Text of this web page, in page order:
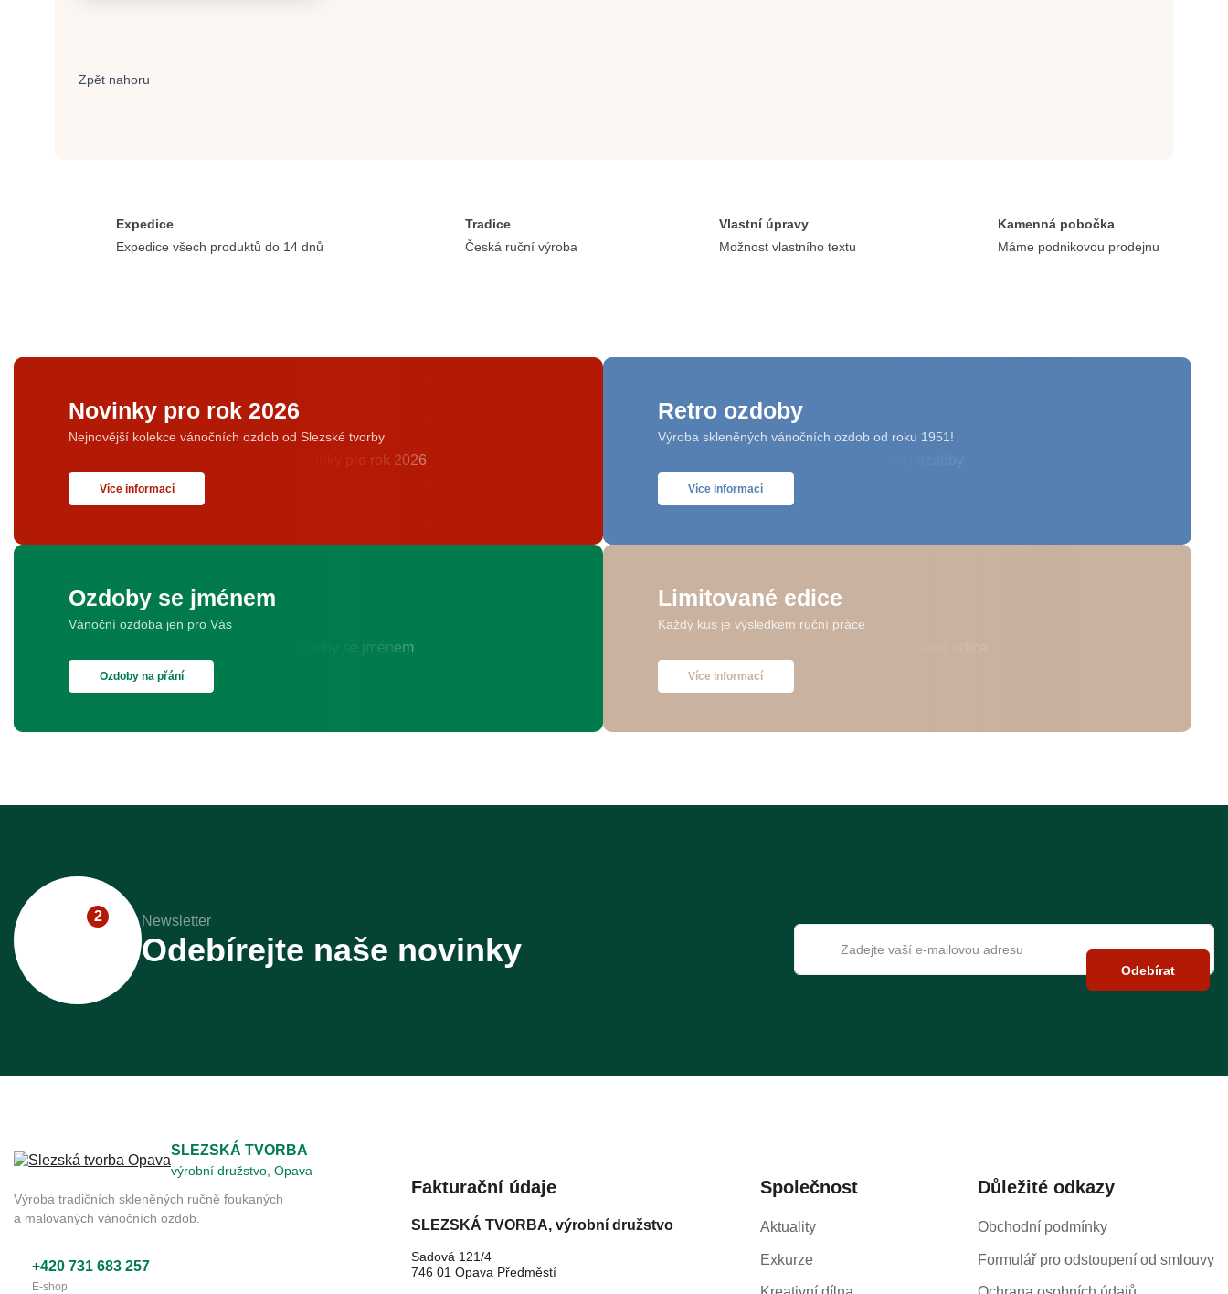
Zpět nahoru
Expedice
Expedice všech produktů do 14 dnů
Tradice
Česká ruční výroba
Vlastní úpravy
Možnost vlastního textu
Kamenná pobočka
Máme podnikovou prodejnu
Novinky pro rok 2026
Nejnovější kolekce vánočních ozdob od Slezské tvorby
Více informací
Retro ozdoby
Výroba skleněných vánočních ozdob od roku 1951!
Více informací
Ozdoby se jménem
Vánoční ozdoba jen pro Vás
Ozdoby na přání
Limitované edice
Každý kus je výsledkem ruční práce
Více informací
2 Newsletter
Odebírejte naše novinky
Odebírat
SLEZSKÁ TVORBA
výrobní družstvo, Opava
Výroba tradičních skleněných ručně foukaných
a malovaných vánočních ozdob.
+420 731 683 257
E-shop
Fakturační údaje
SLEZSKÁ TVORBA, výrobní družstvo
Sadová 121/4
746 01 Opava Předměstí
Společnost
Aktuality
Exkurze
Důležité odkazy
Obchodní podmínky
Formulář pro odstoupení od smlouvy